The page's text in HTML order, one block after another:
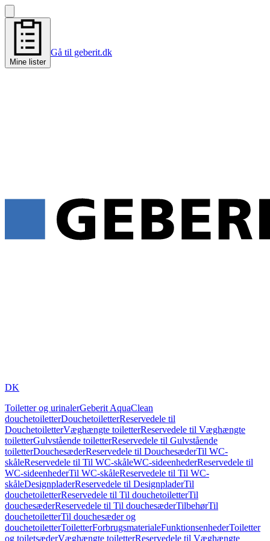
Mine lister
Gå til geberit.dk
DK
Toiletter og urinalerGeberit AquaClean
douchetoiletterDouchetoiletterReservedele til
DouchetoiletterVæghængte toiletterReservedele til Væghængte
toiletterGulvstående toiletterReservedele til Gulvstående
toiletterDouchesæderReservedele til DouchesæderTil WC-
skåleReservedele til Til WC-skåleWC-sideenhederReservedele til
WC-sideenhederTil WC-skåleReservedele til Til WC-
skåleDesignpladerReservedele til DesignpladerTil
douchetoiletterReservedele til Til douchetoiletterTil
douchesæderReservedele til Til douchesæderTilbehørTil
douchetoiletterTil douchesæder og
douchetoiletterToiletterForbrugsmaterialeFunktionsenhederToiletter
og toiletsæderVæghængte toiletterReservedele til Væghængte